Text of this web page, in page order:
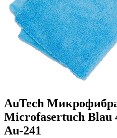
AuTech
Microfasertuch Blau
Au-241